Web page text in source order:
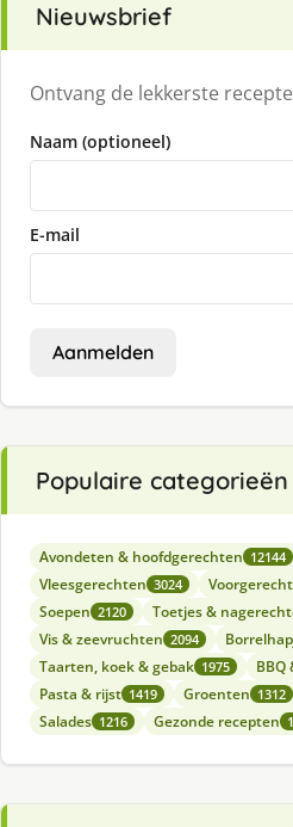
Nieuwsbrief
Ontvang de lekkerste
Naam (optioneel)
E-mail
Aanmelden
Populaire categorieën
Avondeten & hoofdgerechten 12144
Vleesgerechten 3024
Soepen 2120 Toetjes &
Vis & zeevruchten 2094
Taarten, koek & gebak 1975
Pasta & rijst 1419 Groenten 1312
Salades 1216 Gezonde recepten